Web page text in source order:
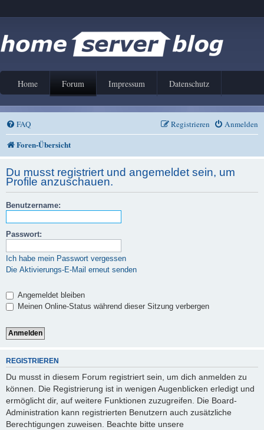
Home Forum Impressum Datenschutz
FAQ Anmelden
Registrieren
Foren-Übersicht
Du musst registriert und angemeldet sein, um
Profile anzuschauen.
Benutzername:
Passwort:
Ich habe mein Passwort vergessen
Die Aktivierungs-E-Mail erneut senden
Angemeldet bleiben
Meinen Online-Status während dieser Sitzung verbergen
REGISTRIEREN
Du musst in diesem Forum registriert sein, um dich anmelden zu
können. Die Registrierung ist in wenigen Augenblicken erledigt und
ermöglicht dir, auf weitere Funktionen zuzugreifen. Die Board-
Administration kann registrierten Benutzern auch zusätzliche
Berechtigungen zuweisen. Beachte bitte unsere